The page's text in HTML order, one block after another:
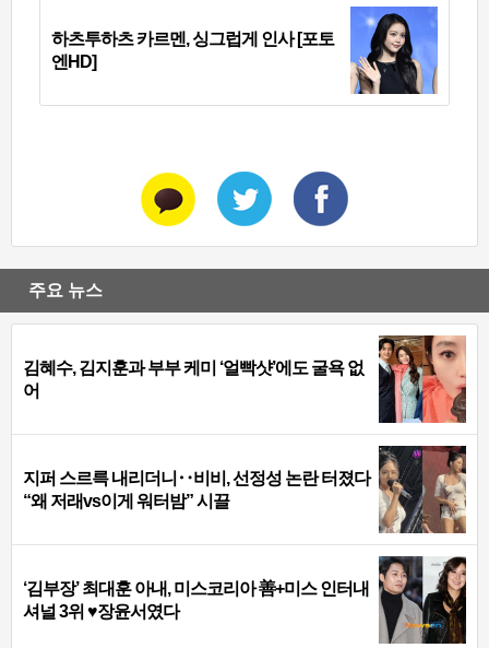
하츠투하츠 카르멘, 싱그럽게 인사 [포토
엔HD]
주요 뉴스
김혜수, 김지훈과 부부 케미 ‘얼빡샷’에도 굴욕 없
어
지퍼 스르륵 내리더니‥비비, 선정성 논란 터졌다
“왜 저래vs이게 워터밤” 시끌
‘김부장’ 최대훈 아내, 미스코리아 善+미스 인터내
셔널 3위 ♥장윤서였다